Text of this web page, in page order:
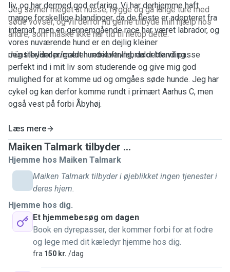
liv, og har dermed god erfaring. Vi har derhjemme haft
mange forskellige blandinger, da de fleste er adopteret fra
internat, men en gennemgående race har været labrador, og
vores nuværende hund er en dejlig kleiner
münsterländer/golden retriever/labrador blanding.
Jeg savner meget at nusse, hygge og gå lange ture med
søde vovser, og vil derfor nu gerne tilbyde min hjælp hos
andre, som måske ikke har tid til netop dette.
Jeg tilbyder primært hundeluftning, da dette vil passe
perfekt ind i mit liv som studerende og give mig god
mulighed for at komme ud og omgåes søde hunde. Jeg har
cykel og kan derfor komme rundt i primært Aarhus C, men
også vest på forbi Åbyhøj.
Læs mere
Maiken Talmark tilbyder ...
Hjemme hos Maiken Talmark
Maiken Talmark tilbyder i øjeblikket ingen tjenester i
deres hjem.
Hjemme hos dig.
Et hjemmebesøg om dagen
Book en dyrepasser, der kommer forbi for at fodre
og lege med dit kæledyr hjemme hos dig.
fra 150 kr. /dag